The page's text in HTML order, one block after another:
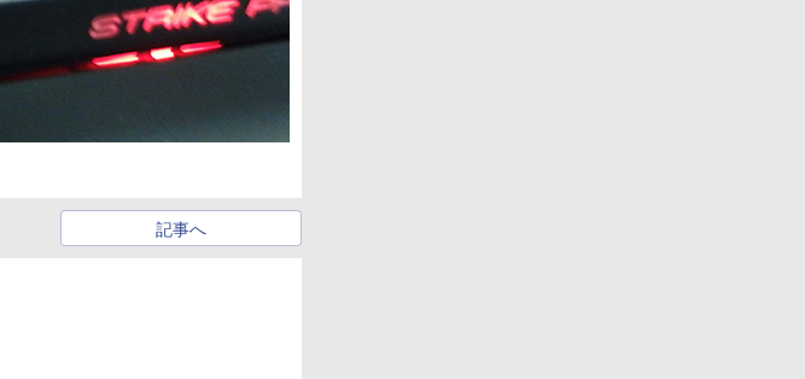
記事へ